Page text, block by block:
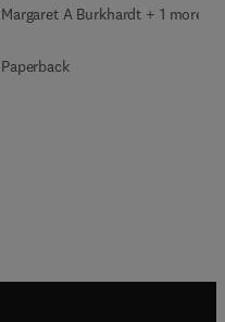
Margaret A Burkhardt + 1 more
Paperback